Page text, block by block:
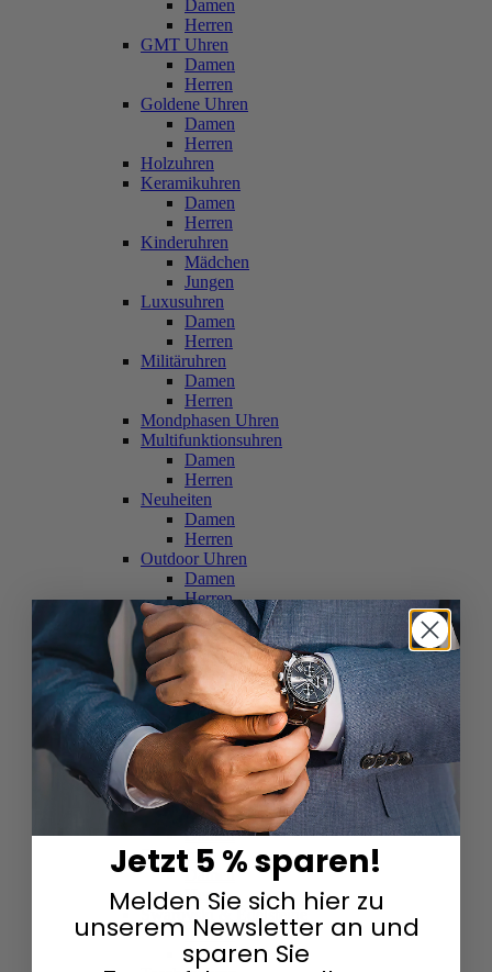
Damen
Herren
GMT Uhren
Damen
Herren
Goldene Uhren
Damen
Herren
Holzuhren
Keramikuhren
Damen
Herren
Kinderuhren
Mädchen
Jungen
Luxusuhren
Damen
Herren
Militäruhren
Damen
Herren
Mondphasen Uhren
Multifunktionsuhren
Damen
Herren
Neuheiten
Damen
Herren
Outdoor Uhren
Damen
Herren
Schweizer Uhren
Damen
Herren
Skelettuhren
Damen
Herren
Smartwatches
Damen
Herren
Solaruhren
Herren
Damen
Sportuhren
Damen
Herren
Swarovski & Edelsteine
Damen
Herren
Jetzt 5 % sparen!
Melden Sie sich hier zu
unserem Newsletter an und
sparen Sie